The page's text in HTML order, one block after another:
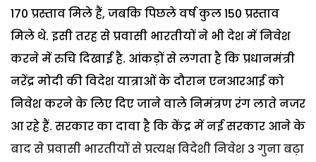
170 प्रस्ताव मिले हैं, जबकि पिछले वर्ष कुल 150 प्रस्ताव
मिले थे. इसी तरह से प्रवासी भारतीयों ने भी देश में निवेश
करने में रुचि दिखाई है. आंकड़ों से लगता है कि प्रधानमंत्री
नरेंद्र मोदी की विदेश यात्राओं के दौरान एनआरआई को
निवेश करने के लिए दिए जाने वाले निमंत्रण रंग लाते नजर
आ रहे हैं. सरकार का दावा है कि केंद्र में नई सरकार आने के
बाद से प्रवासी भारतीयों से प्रत्यक्ष विदेशी निवेश 3 गुना बढ़ा